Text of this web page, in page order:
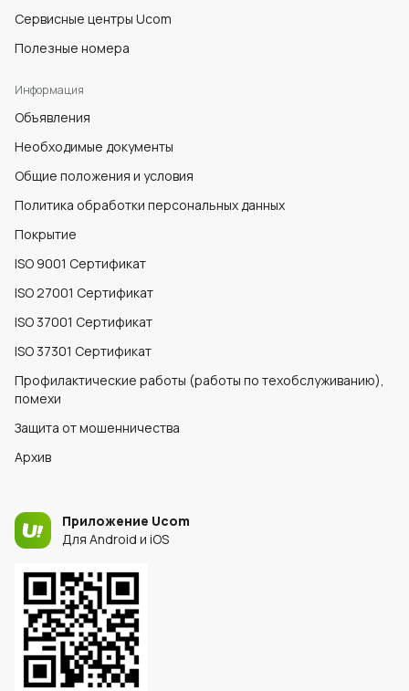
Сервисные центры Ucom
Полезные номера
Информация
Объявления
Необходимые документы
Общие положения и условия
Политика обработки персональных данных
Покрытие
ISO 9001 Сертификат
ISO 27001 Сертификат
ISO 37001 Сертификат
ISO 37301 Сертификат
Профилактические работы (работы по техобслуживанию),
помехи
Защита от мошенничества
Архив
Приложение Ucom
Для Android и iOS